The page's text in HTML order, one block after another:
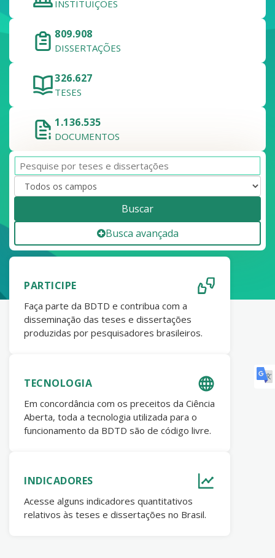
INSTITUIÇÕES
809.908
DISSERTAÇÕES
326.627
TESES
1.136.535
DOCUMENTOS
Buscar
Busca avançada
PARTICIPE
Faça parte da BDTD e contribua com a
disseminação das teses e dissertações
produzidas por pesquisadores brasileiros.
TECNOLOGIA
Em concordância com os preceitos da Ciência
Aberta, toda a tecnologia utilizada para o
funcionamento da BDTD são de código livre.
INDICADORES
Acesse alguns indicadores quantitativos
relativos às teses e dissertações no Brasil.